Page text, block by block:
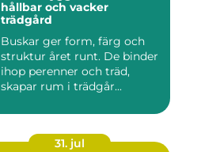
hållbar och vacker
trädgård
Buskar ger form, färg och
struktur året runt. De binder
ihop perenner och träd,
skapar rum i trädgår...
31. jul